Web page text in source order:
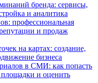
бренда: сервисы,
и аналитика
профессиональная
и продаж
на картах: создание,
бизнеса
в СМИ: как попасть
и оценить